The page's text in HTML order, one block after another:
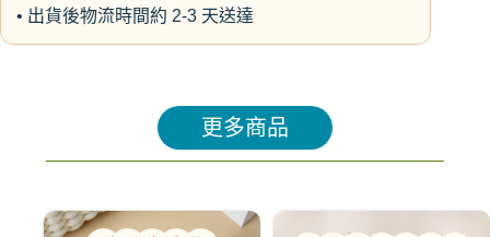
• 出貨後物流時間約 2-3 天送達
更多商品